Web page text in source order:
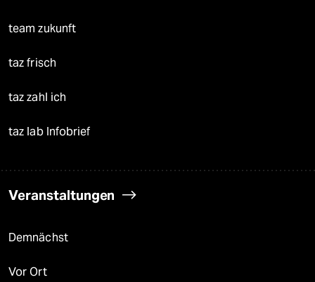
team zukunft
taz frisch
taz zahl ich
taz lab Infobrief
Veranstaltungen
Demnächst
Vor Ort